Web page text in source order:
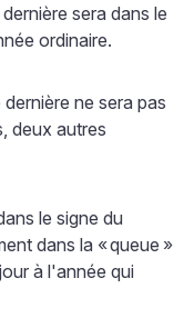
sera dans le
ordinaire.
ne sera pas
deux autres
le signe du
dans la «queue »
à l'année qui